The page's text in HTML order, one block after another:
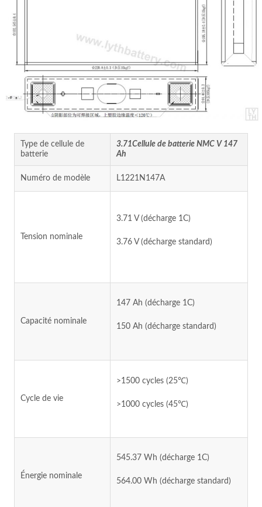
Type de cellule de
batterie
3.71Cellule de batterie NMC V 147
Ah
Numéro de modèle L1221N147A
Tension nominale
3.71 V (décharge 1C)
3.76 V (décharge standard)
Capacité nominale
147 Ah (décharge 1C)
150 Ah (décharge standard)
Cycle de vie
>1500 cycles (25℃)
>1000 cycles (45℃)
Énergie nominale
545.37 Wh (décharge 1C)
564.00 Wh (décharge standard)